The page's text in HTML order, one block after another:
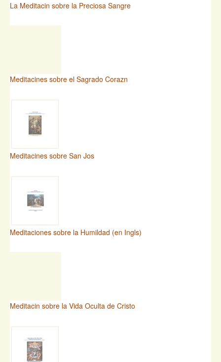
La Meditacin sobre la Preciosa Sangre
Meditacines sobre el Sagrado Corazn
Meditacines sobre San Jos
Meditaciones sobre la Humildad (en Ingls)
Meditacin sobre la Vida Oculta de Cristo